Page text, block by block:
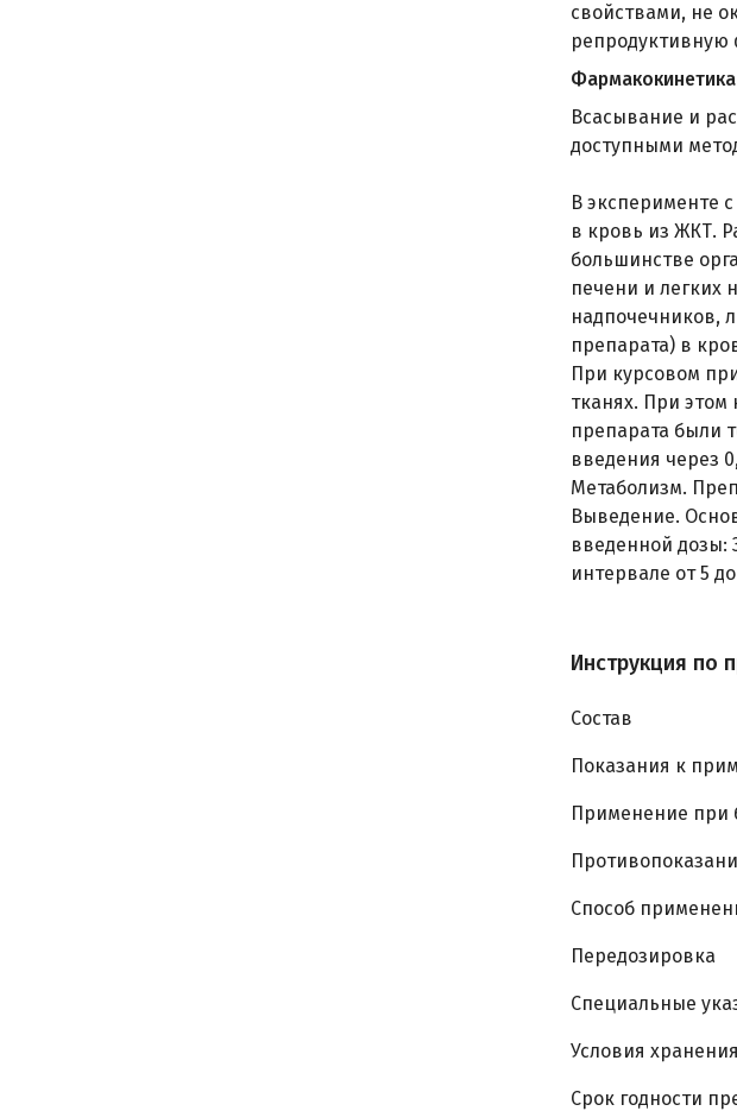
свойствами, не
репродуктивную
Фармакокинетика
Всасывание и
доступными
В эксперименте
в кровь из ЖКТ.
большинстве
печени и легких
надпочечников,
препарата) в
При курсовом
тканях. При
препарата были
введения через
Метаболизм.
Выведение.
введенной дозы:
интервале от 5
Инструкция по
Состав
Показания к
Применение при
Способ
Передозировка
Специальные
Условия
Срок годности